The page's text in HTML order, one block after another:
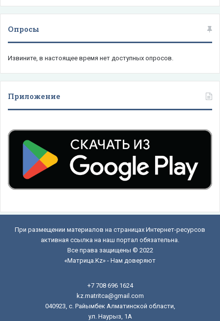
Опросы
Извините, в настоящее время нет доступных опросов.
Приложение
При размещении материалов на страницах Интернет-ресурсов
активная ссылка на наш портал обязательна.
Все права защищены © 2022
«Матрица.Kz» - Нам доверяют
+7 708 696 1624
kz.matritca@gmail.com
040923, с. Райымбек Алматинской области,
ул. Наурыз, 1А